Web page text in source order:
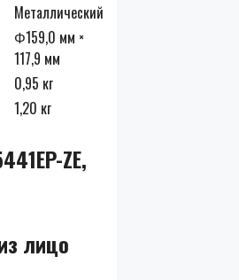
Металлический
Φ159,0 мм ×
117,9 мм
0,95 кг
1,20 кг
ZE,
лицо